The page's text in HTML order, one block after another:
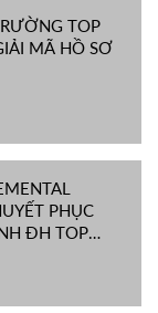
TOP
MÃ HỒ SƠ
PHỤC
ĐH TOP